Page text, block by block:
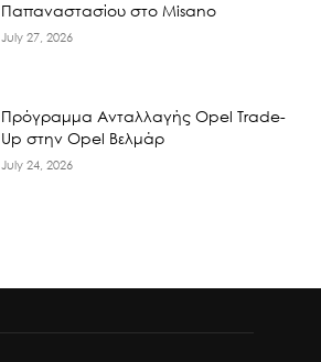
Παπαναστασίου στο Misano
July 27, 2026
Πρόγραμμα Ανταλλαγής Opel Trade-
Up στην Opel Βελμάρ
July 24, 2026